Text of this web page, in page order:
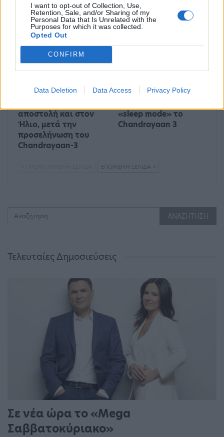
I want to opt-out of Collection, Use,
Retention, Sale, and/or Sharing of my
Personal Data that Is Unrelated with the
Purposes for which it was collected.
Opted Out
CONFIRM
Data Deletion Data Access Privacy Policy
τραχήλου της μήτρας
μέσω νέας μεθόδου
DNA
TECH & SCIENCE
αποστολή και στον
Ήλιο, μετά την
προσελήνωση του
Chandrayaan-3
«sleep mode» το
Chandrayaan 3
ΕΠΌΜΕΝΗ ΣΕΛΊΔΑ
Τελευταίες Δημοσιεύσεις
Σε νέα ώρα το «Mega
Σαββατοκύριακο»